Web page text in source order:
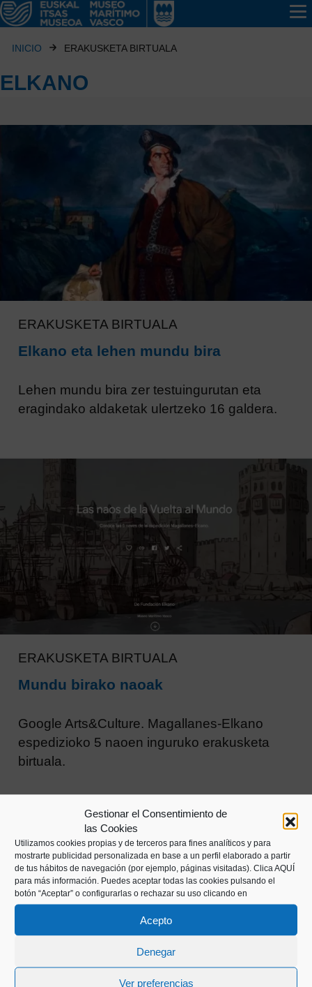
Gestionar el Consentimiento de
las Cookies
Utilizamos cookies propias y de terceros para fines analíticos y para
mostrarte publicidad personalizada en base a un perfil elaborado a partir
de tus hábitos de navegación (por ejemplo, páginas visitadas). Clica AQUÍ
para más información. Puedes aceptar todas las cookies pulsando el
botón “Aceptar” o configurarlas o rechazar su uso clicando en
Acepto
Denegar
Ver preferencias
INICIO ERAKUSKETA BIRTUALA
ELKANO
ERAKUSKETA BIRTUALA
Elkano eta lehen mundu bira
Lehen mundu bira zer testuingurutan eta
eragindako aldaketak ulertzeko 16 galdera.
ERAKUSKETA BIRTUALA
Mundu birako naoak
Google Arts&Culture. Magallanes-Elkano
espedizioko 5 naoen inguruko erakusketa
birtuala.